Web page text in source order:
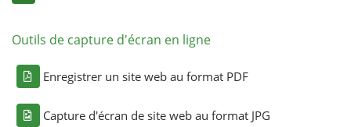
Outils de capture d'écran en ligne
Enregistrer un site web au format PDF
Capture d'écran de site web au format JPG